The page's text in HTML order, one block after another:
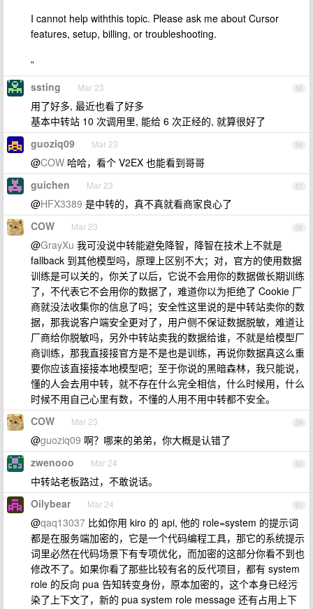
I cannot help withthis topic. Please ask me about Cursor
features, setup, billing, or troubleshooting.
”
55
ssting Mar 23
用了好多, 最近也看了好多
基本中转站 10 次调用里, 能给 6 次正经的, 就算很好了
56
guoziq09 Mar 23
@COW 哈哈，看个 V2EX 也能看到哥哥
57
guichen Mar 23
@HFX3389 是中转的，真不真就看商家良心了
58
COW Mar 23
@GrayXu 我可没说中转能避免降智，降智在技术上不就是
fallback 到其他模型吗，原理上区别不大；对，官方的使用数据
训练是可以关的，你关了以后，它说不会用你的数据做长期训练
了，不代表它不会用你的数据了，难道你以为拒绝了 Cookie 厂
商就没法收集你的信息了吗；安全性这里说的是中转站卖你的数
据，那我说客户端安全更对了，用户侧不保证数据脱敏，难道让
厂商给你脱敏吗，另外中转站卖我的数据给谁，不就是给模型厂
商训练，那我直接接官方是不是也是训练，再说你数据真这么重
要你应该直接接本地模型吧；至于你说的黑暗森林，我只能说，
懂的人会去用中转，就不存在什么完全相信，什么时候用，什么
时候不用自己心里有数，不懂的人用不用中转都不安全。
59
COW Mar 23
@guoziq09 啊？哪来的弟弟，你大概是认错了
60
zwenooo Mar 24
中转站老板路过，不敢说话。
61
Oilybear Mar 24
@qaq13037 比如你用 kiro 的 api, 他的 role=system 的提示词
都是在服务端加密的，它是一个代码编程工具，那它的系统提示
词里必然在代码场景下有专项优化，而加密的这部分你看不到也
修改不了。如果你看了那些比较有名的反代项目，都有 system
role 的反向 pua 告知转变身份，原本加密的，这个本身已经污
染了上下文了，新的 pua system role message 还有占用上下